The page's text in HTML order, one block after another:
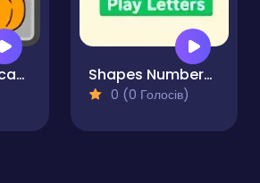
Memory & Vocabulary of Fruits Shapes Numbers Letters
0 (0 Голосів)